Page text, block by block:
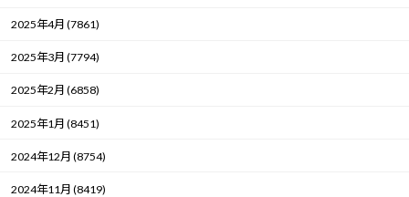
2025年4月 (7861)
2025年3月 (7794)
2025年2月 (6858)
2025年1月 (8451)
2024年12月 (8754)
2024年11月 (8419)